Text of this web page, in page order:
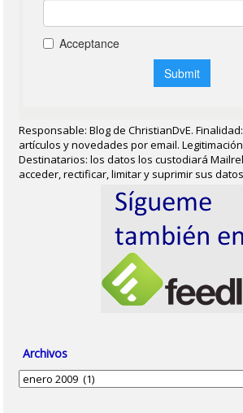
Responsable: Blog de ChristianDvE.
artículos y novedades por email.
Destinatarios: los datos los custodiará
acceder, rectificar, limitar y suprimir sus datos
Archivos
Archivos